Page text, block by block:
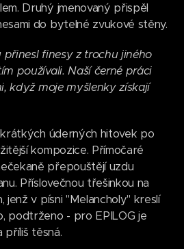
Druhý jmenovaný přispěl
do bytelné zvukové stěny.
přinesl finesy z trochu jiného
používali. Naší černé práci
když moje myšlenky získají
úderných hitovek po
kompozice. Přímočaré
přepouštějí uzdu
Příslovečnou třešinkou na
v písni "Melancholy" kreslí
podtrženo - pro EPILOG je
příliš těsná.